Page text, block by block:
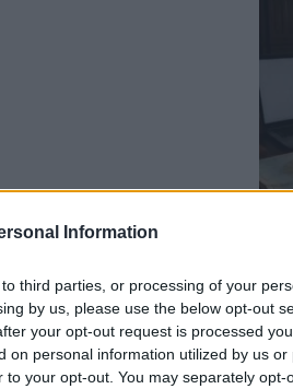
Information
third parties, or processing of your
by us, please use the below opt-out
your opt-out request is processed
on personal information utilized by us or
your opt-out. You may separately opt-